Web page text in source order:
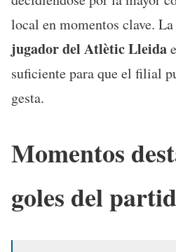
local en momentos clave. La
jugador del Atlètic Lleida
suficiente para que el filial
gesta.
Momentos
goles del